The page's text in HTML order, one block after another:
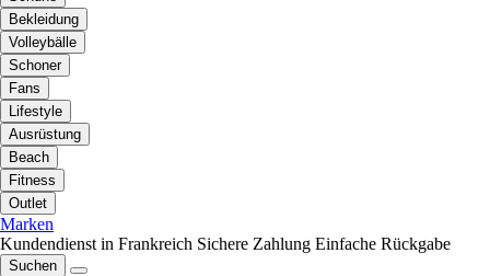
Bekleidung
Volleybälle
Schoner
Fans
Lifestyle
Ausrüstung
Beach
Fitness
Outlet
Marken
Kundendienst in Frankreich Sichere Zahlung Einfache Rückgabe
Suchen